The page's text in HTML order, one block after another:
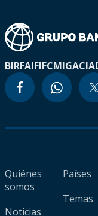
BIRFAIFIFCMIGA
Quiénes
somos
Noticias
Países
Temas